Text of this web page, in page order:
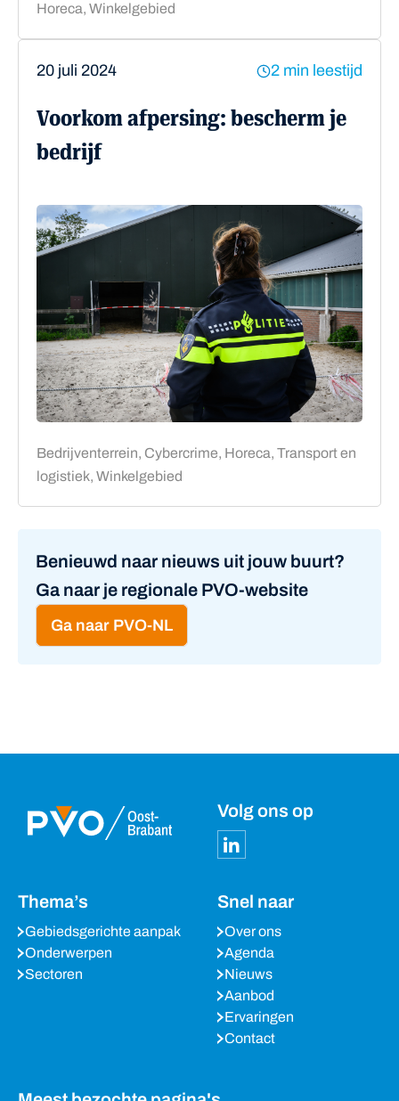
Horeca, Winkelgebied
20 juli 2024 2 min leestijd
Voorkom afpersing: bescherm je
bedrijf
Bedrijventerrein, Cybercrime, Horeca, Transport en
logistiek, Winkelgebied
Benieuwd naar nieuws uit jouw buurt?
Ga naar je regionale PVO-website
Ga naar PVO-NL
Volg ons op
Thema’s
Gebiedsgerichte aanpak
Onderwerpen
Sectoren
Snel naar
Over ons
Agenda
Nieuws
Aanbod
Ervaringen
Contact